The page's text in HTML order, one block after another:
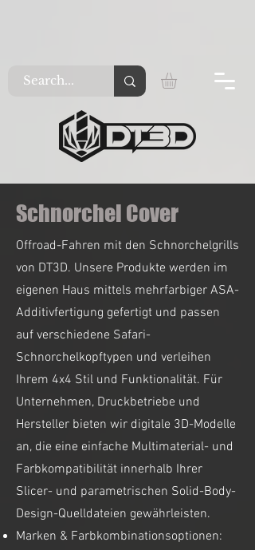
Schnorchel Cover
Offroad-Fahren mit den Schnorchelgrills
von DT3D. Unsere Produkte werden im
eigenen Haus mittels mehrfarbiger ASA-
Additivfertigung gefertigt und passen
auf verschiedene Safari-
Schnorchelkopftypen und verleihen
Ihrem 4x4 Stil und Funktionalität. Für
Unternehmen, Druckbetriebe und
Hersteller bieten wir digitale 3D-Modelle
an, die eine einfache Multimaterial- und
Farbkompatibilität innerhalb Ihrer
Slicer- und parametrischen Solid-Body-
Design-Quelldateien gewährleisten.
Marken & Farbkombinationsoptionen: